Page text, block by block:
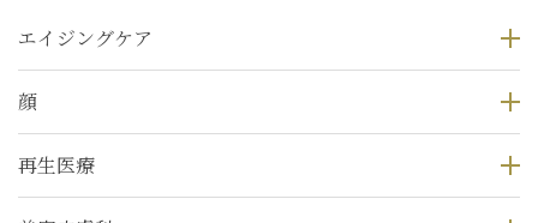
エイジングケア
顔
再生医療